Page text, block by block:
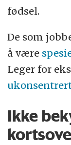
fødsel.
De som
å være
Leger for
Ikke